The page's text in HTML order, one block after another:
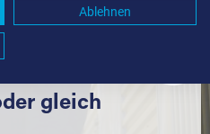
mit Extraraum
gleich
Ablehnen